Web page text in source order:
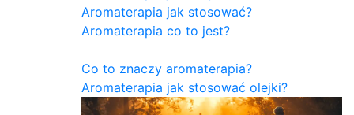
Aromaterapia jak stosować?
Aromaterapia co to jest?
Co to znaczy aromaterapia?
Aromaterapia jak stosować olejki?